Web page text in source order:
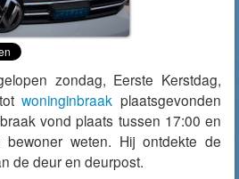
zondag, Eerste Kerstdag,
totwoninginbraak plaatsgevonden
vond plaats tussen 17:00 en
weten. Hij ontdekte de
de deur en deurpost.